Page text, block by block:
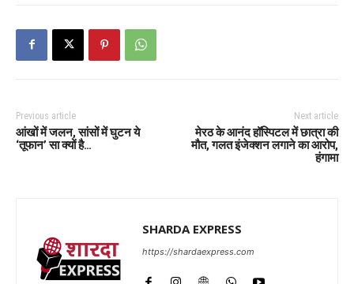
Previous article
आंखों में जलन, सांसों में घुटन ये
‘तूफान’ सा क्यों है…
Next article
मेरठ के आनंद हॉस्पिटल में छात्रा की
मौत, गलत इंजेक्शन लगाने का आरोप,
हंगामा
SHARDA EXPRESS
https://shardaexpress.com